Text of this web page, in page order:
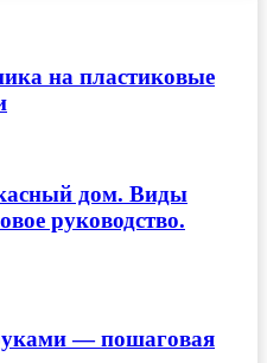
на пластиковые
дом. Виды
руководство.
— пошаговая